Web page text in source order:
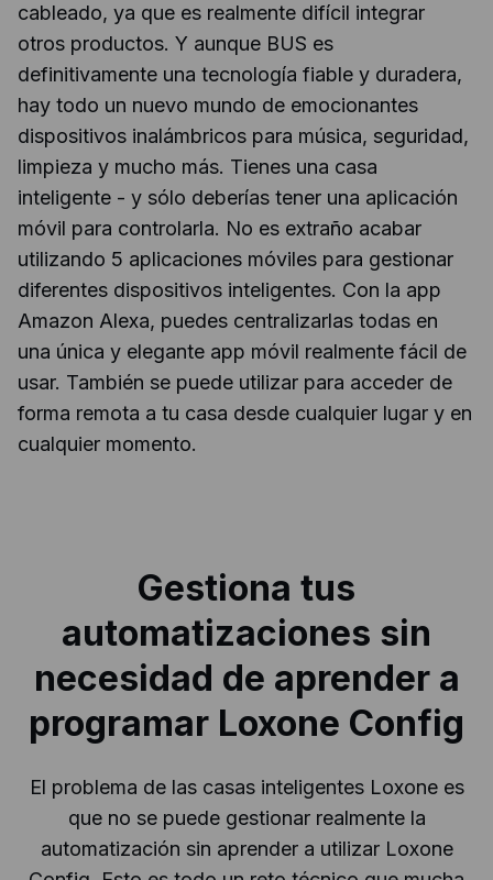
cableado, ya que es realmente difícil integrar
otros productos. Y aunque BUS es
definitivamente una tecnología fiable y duradera,
hay todo un nuevo mundo de emocionantes
dispositivos inalámbricos para música, seguridad,
limpieza y mucho más. Tienes una casa
inteligente - y sólo deberías tener una aplicación
móvil para controlarla. No es extraño acabar
utilizando 5 aplicaciones móviles para gestionar
diferentes dispositivos inteligentes. Con la app
Amazon Alexa, puedes centralizarlas todas en
una única y elegante app móvil realmente fácil de
usar. También se puede utilizar para acceder de
forma remota a tu casa desde cualquier lugar y en
cualquier momento.
Gestiona tus
automatizaciones sin
necesidad de aprender a
programar Loxone Config
El problema de las casas inteligentes Loxone es
que no se puede gestionar realmente la
automatización sin aprender a utilizar Loxone